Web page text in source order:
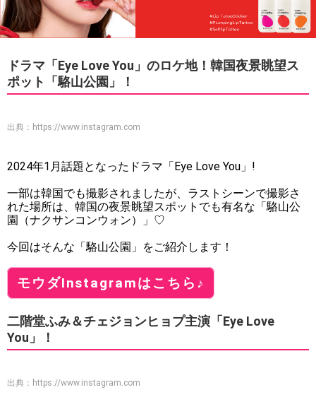
ドラマ「Eye Love You」のロケ地！韓国夜景眺望ス
ポット「駱山公園」！
出典： https://www.instagram.com
2024年1月話題となったドラマ「Eye Love You」!
一部は韓国でも撮影されましたが、ラストシーンで撮影さ
れた場所は、韓国の夜景眺望スポットでも有名な「駱山公
園（ナクサンコンウォン）」♡
今回はそんな「駱山公園」をご紹介します！
モウダInstagramはこちら♪
二階堂ふみ＆チェジョンヒョプ主演「Eye Love
You」！
出典： https://www.instagram.com